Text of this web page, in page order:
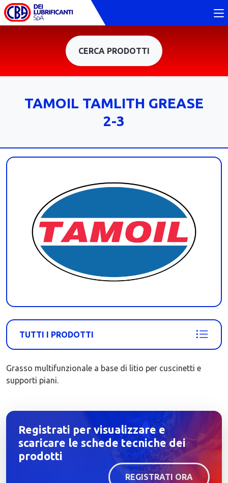
CERCA PRODOTTI
TAMOIL TAMLITH GREASE
2-3
TUTTI I PRODOTTI
Grasso multifunzionale a base di litio per cuscinetti e
supporti piani.
Registrati per visualizzare e
scaricare le schede tecniche dei
prodotti
REGISTRATI ORA